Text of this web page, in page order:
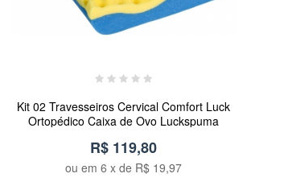
Kit 02 Travesseiros Cervical Comfort Luck
Ortopédico Caixa de Ovo Luckspuma
R$ 119,80
ou em 6 x de R$ 19,97